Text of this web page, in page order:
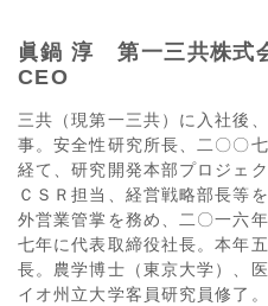
眞鍋 淳 第一三共株式
CEO
三共（現第一三共）に入社後
事。安全性研究所長、二〇〇
経て、研究開発本部プロジェ
ＣＳＲ担当、経営戦略部長等
外営業管掌を務め、二〇一六
七年に代表取締役社長。本年
長。農学博士（東京大学）、
イオ州立大学客員研究員修了